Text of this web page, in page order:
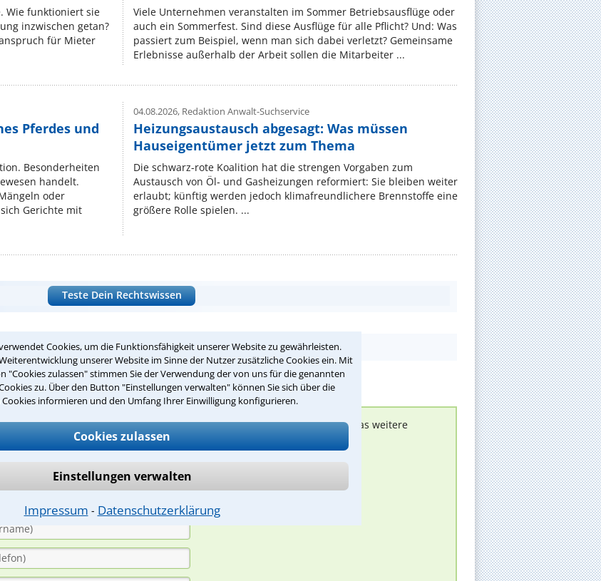
Cookies, um die Funktionsfähigkeit unserer Website zu gewährleisten.
unserer Website im Sinne der Nutzer zusätzliche Cookies ein. Mit
"Cookies zulassen" stimmen Sie der Verwendung der von uns für die genannten
zu. Über den Button "Einstellungen verwalten" können Sie sich über die
informieren und den Umfang Ihrer Einwilligung konfigurieren.
Cookies zulassen
Einstellungen verwalten
Impressum ⁃ Datenschutzerklärung
Wie funktioniert sie
inzwischen getan?
für Mieter
Viele Unternehmen veranstalten im Sommer Betriebsausflüge oder
auch ein Sommerfest. Sind diese Ausflüge für alle Pflicht? Und: Was
passiert zum Beispiel, wenn man sich dabei verletzt? Gemeinsame
Erlebnisse außerhalb der Arbeit sollen die Mitarbeiter ...
Pferdes und
Besonderheiten
handelt.
oder
Gerichte mit
04.08.2026,Redaktion Anwalt-Suchservice
Heizungsaustausch abgesagt: Was müssen
Hauseigentümer jetzt zum Thema
Die schwarz-rote Koalition hat die strengen Vorgaben zum
Austausch von Öl‑ und Gasheizungen reformiert: Sie bleiben weiter
erlaubt; künftig werden jedoch klimafreundlichere Brennstoffe eine
größere Rolle spielen. ...
Teste Dein Rechtswissen
werden sich spezialisierte Rechtsanwälte bei Ihnen melden, um das weitere
einen Anwalt ist für Sie kostenlos.